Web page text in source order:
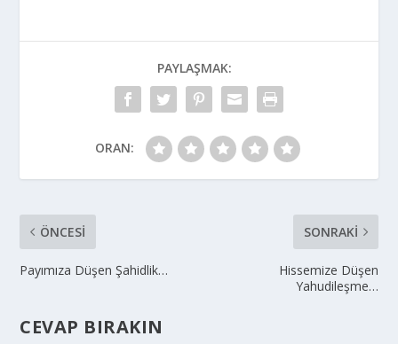
PAYLAŞMAK:
ORAN:
ÖNCESI
Payımıza Düşen Şahidlik…
SONRAKI
Hissemize Düşen
Yahudileşme…
CEVAP BIRAKIN